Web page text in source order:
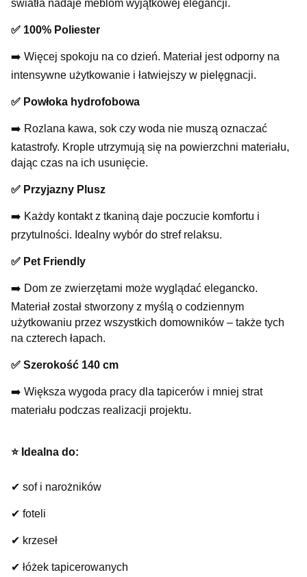
światła nadaje meblom wyjątkowej elegancji.
✅ 100% Poliester
➡️ Więcej spokoju na co dzień. Materiał jest odporny na
intensywne użytkowanie i łatwiejszy w pielęgnacji.
✅ Powłoka hydrofobowa
➡️ Rozlana kawa, sok czy woda nie muszą oznaczać
katastrofy. Krople utrzymują się na powierzchni materiału,
dając czas na ich usunięcie.
✅ Przyjazny Plusz
➡️ Każdy kontakt z tkaniną daje poczucie komfortu i
przytulności. Idealny wybór do stref relaksu.
✅ Pet Friendly
➡️ Dom ze zwierzętami może wyglądać elegancko.
Materiał został stworzony z myślą o codziennym
użytkowaniu przez wszystkich domowników – także tych
na czterech łapach.
✅ Szerokość 140 cm
➡️ Większa wygoda pracy dla tapicerów i mniej strat
materiału podczas realizacji projektu.
⭐️ Idealna do:
✔ sof i narożników
✔ foteli
✔ krzeseł
✔ łóżek tapicerowanych